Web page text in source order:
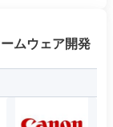
ムウェア開発